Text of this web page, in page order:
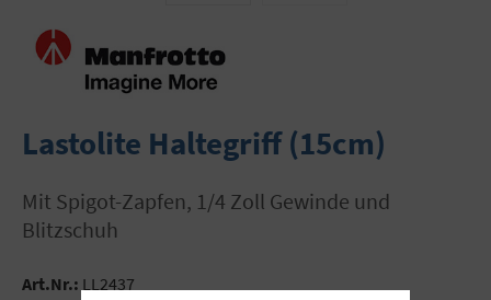
Lastolite Haltegriff (15cm)
mit Spigot-Zapfen, 1/4 Zoll Gewinde und
Blitzschuh
Art.Nr.: LL2437